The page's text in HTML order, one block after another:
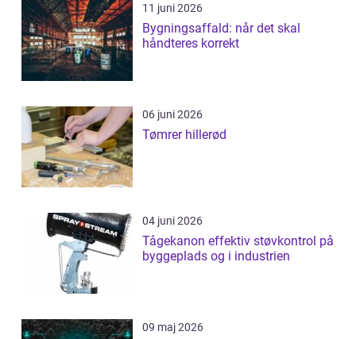
11 juni 2026
Bygningsaffald: når det skal
håndteres korrekt
06 juni 2026
Tømrer hillerød
04 juni 2026
Tågekanon effektiv støvkontrol på
byggeplads og i industrien
09 maj 2026